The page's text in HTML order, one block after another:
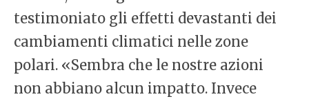
testimoniato gli effetti devastanti dei
cambiamenti climatici nelle zone
polari. «Sembra che le nostre azioni
non abbiano alcun impatto. Invece